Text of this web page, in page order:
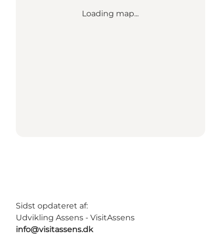
Loading map...
Sidst opdateret af:
Udvikling Assens - VisitAssens
info@visitassens.dk